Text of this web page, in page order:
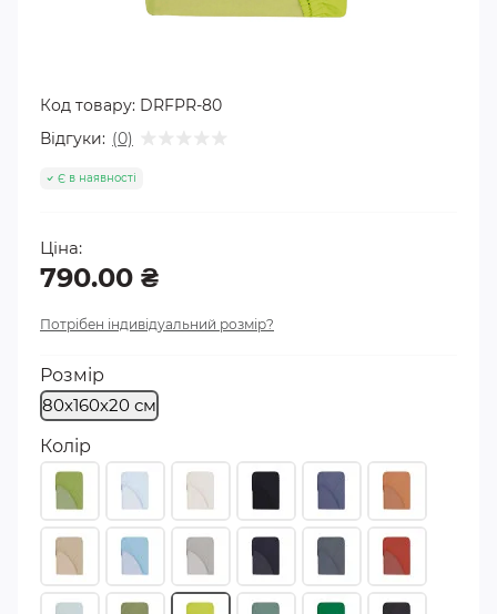
Код товару: DRFPR-80
Відгуки: (0)
Є в наявності
Ціна:
790.00 ₴
Потрібен індивідуальний розмір?
Розмір
80х160х20 см
Колір